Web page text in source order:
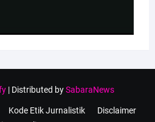
| Distributed bySabaraNews
Kode Etik Jurnalistik
Disclaimer